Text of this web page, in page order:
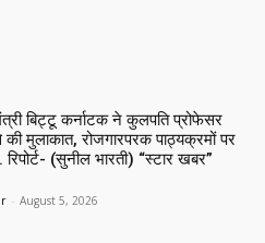
मंत्री बिट्टू कर्नाटक ने कुलपति प्रोफेसर
मुलाकात, रोजगारपरक पाठ्यक्रमों पर
रिपोर्ट- (सुनील भारती) “स्टार खबर”
- August 5, 2026